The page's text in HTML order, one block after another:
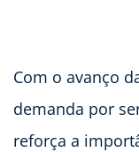
Com o avanço
demanda por
reforça a